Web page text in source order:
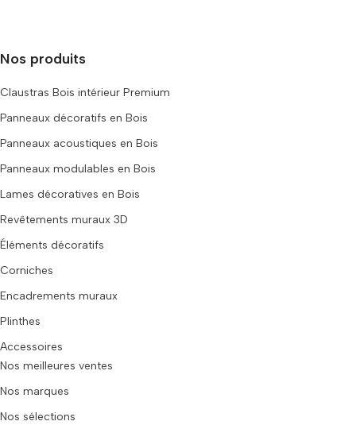
Nos produits
Claustras Bois intérieur Premium
Panneaux décoratifs en Bois
Panneaux acoustiques en Bois
Panneaux modulables en Bois
Lames décoratives en Bois
Revêtements muraux 3D
Éléments décoratifs
Corniches
Encadrements muraux
Plinthes
Accessoires
Nos meilleures ventes
Nos marques
Nos sélections